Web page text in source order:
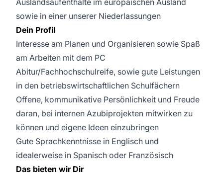
Auslandsaufenthalte im europäischen Ausland
sowie in einer unserer Niederlassungen
Dein Profil
Interesse am Planen und Organisieren sowie Spaß
am Arbeiten mit dem PC
Abitur/Fachhochschulreife, sowie gute Leistungen
in den betriebswirtschaftlichen Schulfächern
Offene, kommunikative Persönlichkeit und Freude
daran, bei internen Azubiprojekten mitwirken zu
können und eigene Ideen einzubringen
Gute Sprachkenntnisse in Englisch und
idealerweise in Spanisch oder Französisch
Das bieten wir Dir